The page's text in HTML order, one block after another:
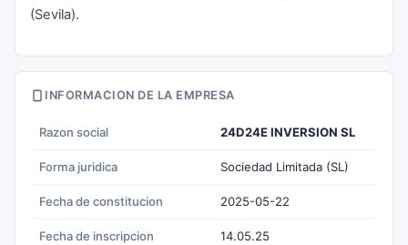
(Sevila).
INFORMACION DE LA EMPRESA
Razon social 24D24E INVERSION SL
Forma juridica Sociedad Limitada (SL)
Fecha de constitucion 2025-05-22
Fecha de inscripcion 14.05.25